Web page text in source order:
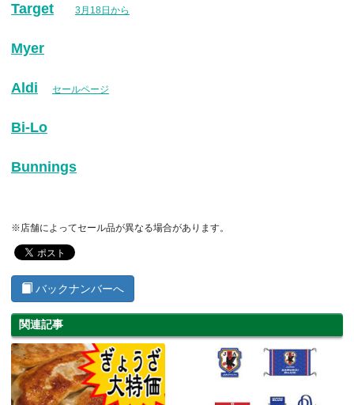
Target 3月18日から
Myer
Aldi セールページ
Bi-Lo
Bunnings
※店舗によってセール品が異なる場合があります。
バックナンバーへ
関連記事